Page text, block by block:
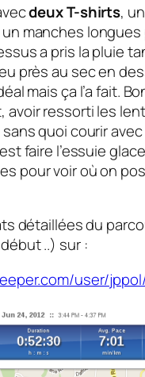
deux T-shirts,
manches longues
a pris la pluie
près au sec en
mais ça l’a fait.
avoir ressorti les
sans quoi courir
faire l’essuie
pour voir où on
détaillées du
..) sur :
user/